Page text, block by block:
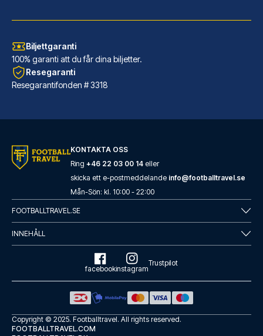
Radisson Blu Hotel Dortmund
LÄS MER OM HOTELLET
Biljettgaranti
100% garanti att du får dina biljetter.
Resegaranti
Resegarantifonden # 3318
KONTAKTA OSS
Ring +46 22 03 00 14 eller
skicka ett e-postmeddelande info@footballtravel.se
Mån-Sön: kl. 10:00 - 22:00
FOOTBALLTRAVEL.SE
INNEHÅLL
facebookinstagram
Trustpilot
Copyright © 2025. Footballtravel. All rights reserved.
FOOTBALLTRAVEL.COM